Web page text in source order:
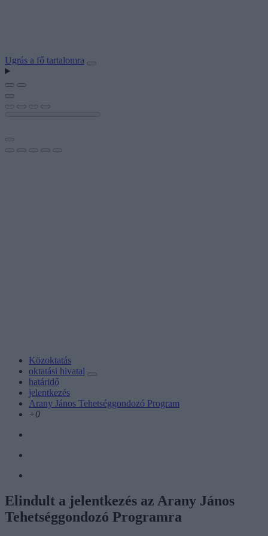
Ugrás a fő tartalomra
Közoktatás
oktatási hivatal
határidő
jelentkezés
Arany János Tehetséggondozó Program
+0
Elindult a jelentkezés az Arany János
Tehetséggondozó Programra